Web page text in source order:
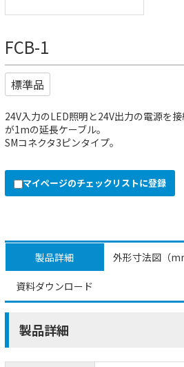
FCB-1
標準品
24V入力のLED照明と24V出力の電源を
が1mの延長ケーブル。
SMコネクタ3ピンタイプ。
マイページのチェックリストに登録
製品詳細 外形寸法図（
資料ダウンロード
製品詳細